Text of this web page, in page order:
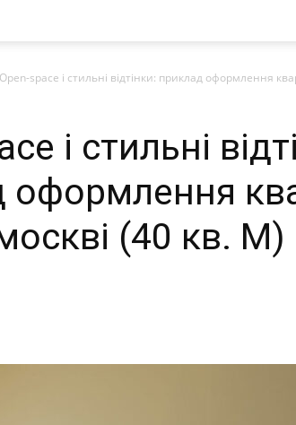
Open-space і стильні відтінки: приклад оформлення
і стильні
оформлення
москві (40 кв. М)